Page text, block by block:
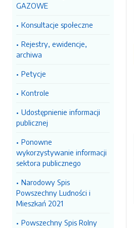
GAZOWE
Konsultacje społeczne
Rejestry, ewidencje,
archiwa
Petycje
Kontrole
Udostępnienie informacji
publicznej
Ponowne
wykorzystywanie informacji
sektora publicznego
Narodowy Spis
Powszechny Ludności i
Mieszkań 2021
Powszechny Spis Rolny